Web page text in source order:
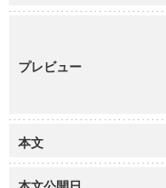
プレビュー
本文